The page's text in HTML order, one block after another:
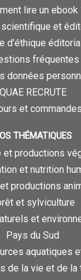
lire un ebook
et
d’éthique
fréquentes
données
QUAE RECRUTE
et commandes
THÉMATIQUES
et productions
et nutrition
productions
et sylviculture
et
Pays du Sud
aquatiques
de la vie et de la